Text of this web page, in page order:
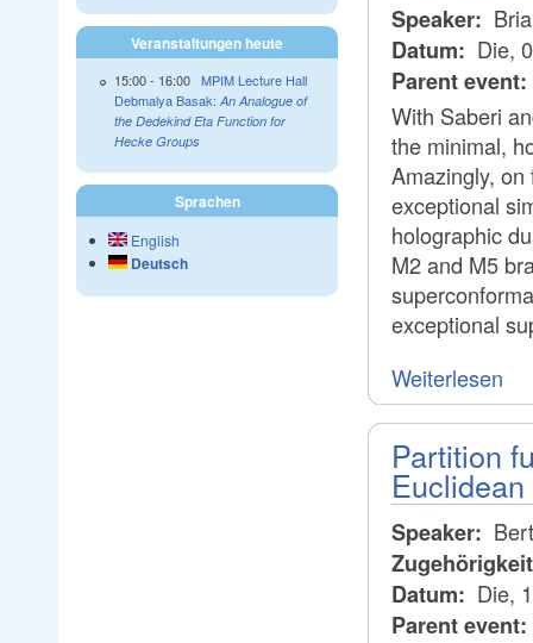
Speaker:
Datum: Die,
Parent event:
With Saberi
the minimal,
Amazingly,
exceptional
holographic
M2 and M5
exceptional
Weiterlesen
Partition
Speaker:
Datum: Die,
Parent event:
Veranstaltungen heute
15:00- 16:00 MPIM Lecture Hall
Debmalya Basak: An Analogue of
the Dedekind Eta Function for
Hecke Groups
Sprachen
English
Deutsch